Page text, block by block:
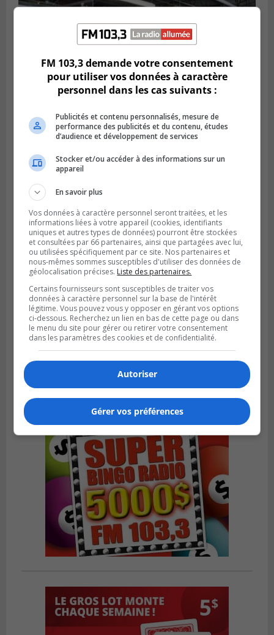
De nouveaux Éconofitness, dont un à
Boucherville
LONGUEUIL
Publié le 16 février 2024 à 07h30
compter 18 districts
FM 103,3 demande votre consentement
pour utiliser vos données à caractère
personnel dans les cas suivants :
Publicités et contenu personnalisés, mesure de
performance des publicités et du contenu, études
d’audience et développement de services
Stocker et/ou accéder à des informations sur un
appareil
En savoir plus
Vos données à caractère personnel seront traitées, et les
informations liées à votre appareil (cookies, identifiants
uniques et autres types de données) pourront être stockées
et consultées par 66 partenaires, ainsi que partagées avec lui,
ou utilisées spécifiquement par ce site. Nos partenaires et
nous-mêmes sommes susceptibles d'utiliser des données de
géolocalisation précises. Liste des partenaires.
Certains fournisseurs sont susceptibles de traiter vos
données à caractère personnel sur la base de l'intérêt
légitime. Vous pouvez vous y opposer en gérant vos options
ci-dessous. Recherchez un lien en bas de cette page ou dans
le menu du site pour gérer ou retirer votre consentement
dans les paramètres des cookies et de confidentialité.
Autoriser
Gérer vos préférences